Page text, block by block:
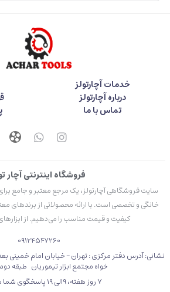
خدمات آچارتولز
درباره آچارتولز
تماس با ما
فروشگاه اینترنتی آچار
سایت فروشگاهی آچارتولز، یک مرجع معتبر و جامع برای
خانگی و تخصصی است. با ارائه محصولاتی از برندهای
کیفیت و قیمت مناسب را می‌دهیم. از
09124547260
نشانی: آدرس دفتر مرکزی : تهران - خیابان امام خمینی
خواه مجتمع ابزار تیموریان طبقه دوم
۷ روز هفته، 9الی 19 پاسخگوی شما هستیم .